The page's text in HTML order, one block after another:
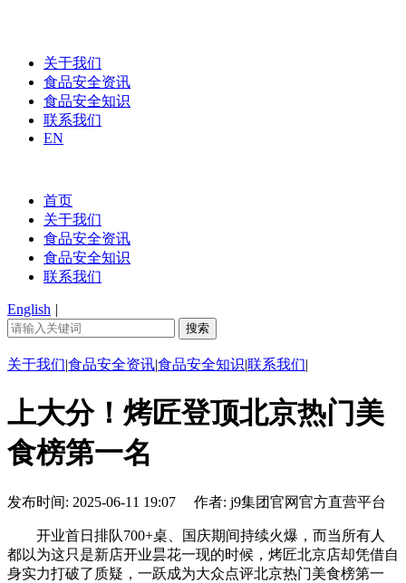
关于我们
食品安全资讯
食品安全知识
联系我们
EN
首页
关于我们
食品安全资讯
食品安全知识
联系我们
English |
关于我们|食品安全资讯|食品安全知识|联系我们|
上大分！烤匠登顶北京热门美
食榜第一名
发布时间: 2025-06-11 19:07 作者: j9集团官网官方直营平台
开业首日排队700+桌、国庆期间持续火爆，而当所有人
都以为这只是新店开业昙花一现的时候，烤匠北京店却凭借自
身实力打破了质疑，一跃成为大众点评北京热门美食榜第一